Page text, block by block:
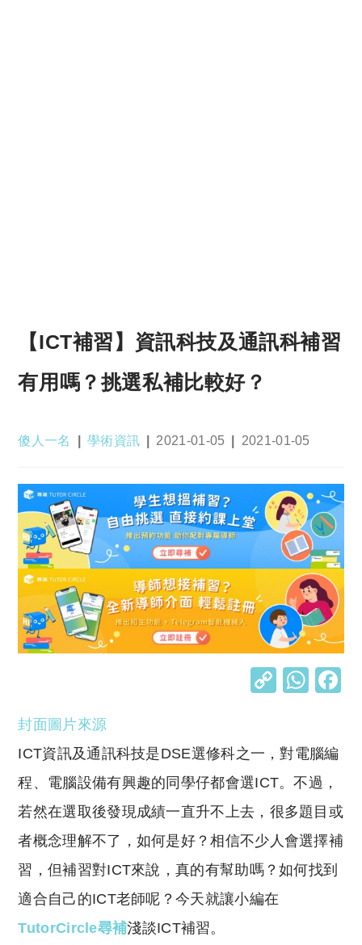
【ICT補習】資訊科技及通訊科補習
有用嗎？挑選私補比較好？
Post
傻人一名
Post
學術資訊
Post
2021-01-05
Post
2021-01-05
C
y
Li
n
k
W
s
A
p
p
封面圖片來源
ICT資訊及通訊科技是DSE選修科之一，對電腦編
程、電腦設備有興趣的同學仔都會選ICT。不過，
若然在選取後發現成績一直升不上去，很多題目或
者概念理解不了，如何是好？相信不少人會選擇補
習，但補習對ICT來說，真的有幫助嗎？如何找到
適合自己的ICT老師呢？今天就讓小編在
TutorCircle尋補淺談ICT補習。